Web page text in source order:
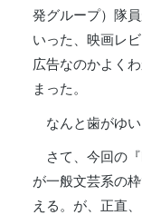
発グループ）隊
いった、映画レ
広告なのかよく
まった。
なんと歯がゆ
さて、今回の『
が一般文芸系の
える。が、正直